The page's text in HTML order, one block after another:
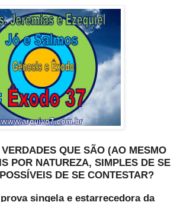
QUE SÃO (AO MESMO
POR NATUREZA, SIMPLES DE SE
DE SE CONTESTAR?
singela e estarrecedora da